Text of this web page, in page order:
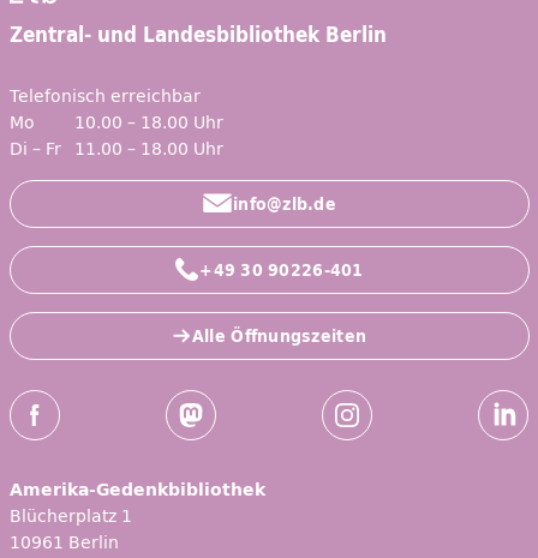
Zentral- und Landesbibliothek Berlin
Telefonisch erreichbar
Mo
10.00 – 18.00 Uhr
Di – Fr 11.00 – 18.00 Uhr
info@zlb.de
+49 30 90226-401
Alle Öffnungszeiten
Social-Media Kanäle der ZLB
Facebook Mastodon Instagram
Amerika-Gedenkbibliothek
Blücherplatz 1
10961 Berlin